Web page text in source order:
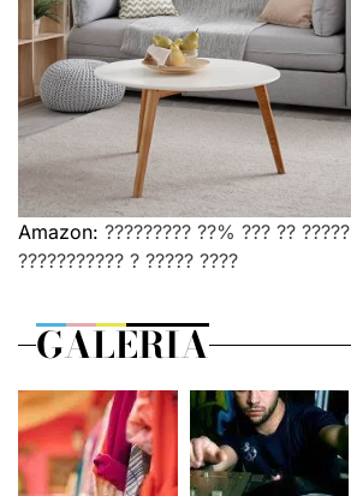
Amazon: ????????? ??% ??? ??
??????????? ? ????? ????
GALERIA